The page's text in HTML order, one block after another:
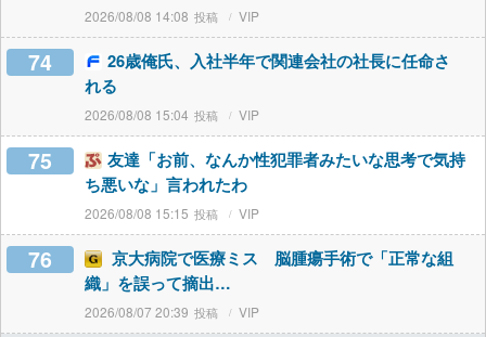
2026/08/08 14:08 VIP
74
26歳俺氏、入社半年で関連会社の社長に任命さ
れる
2026/08/08 15:04 VIP
75
友達「お前、なんか性犯罪者みたいな思考で気持
ち悪いな」言われたわ
2026/08/08 15:15 VIP
76
京大病院で医療ミス 脳腫瘍手術で「正常な組
織」を誤って摘出…
2026/08/07 20:39 VIP